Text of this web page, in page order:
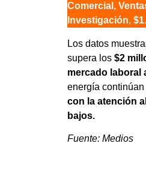
Comercial,
Investigación,
Los datos
supera los $2
mercado laboral
energía
con la atención
bajos.
Fuente: Medios